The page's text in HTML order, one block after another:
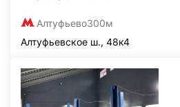
Алтуфьево300м
Алтуфьевское ш., 48к4